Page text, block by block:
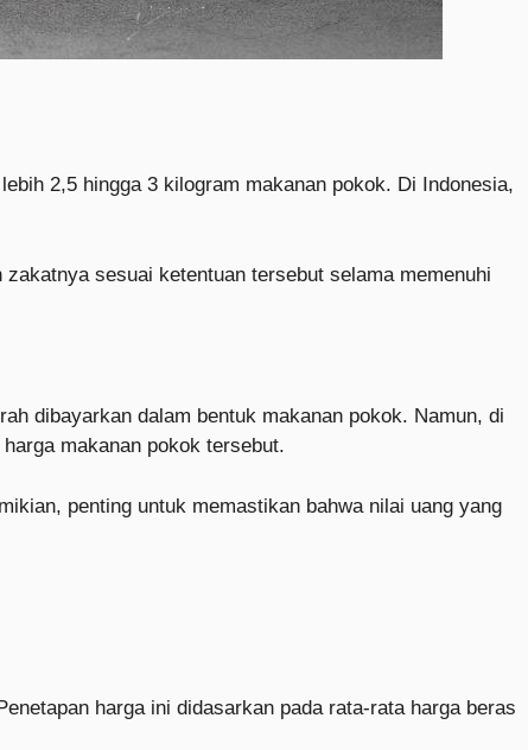
2,5 hingga 3 kilogram makanan pokok. Di Indonesia,
sesuai ketentuan tersebut selama memenuhi
dibayarkan dalam bentuk makanan pokok. Namun, di
makanan pokok tersebut.
penting untuk memastikan bahwa nilai uang yang
harga ini didasarkan pada rata-rata harga beras